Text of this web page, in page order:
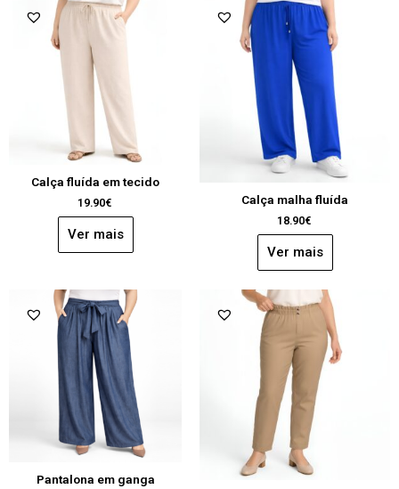
Calça fluída em tecido
19.90€
Ver mais
Calça malha fluída
18.90€
Ver mais
Pantalona em ganga